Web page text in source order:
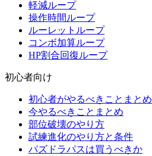
軽減ループ
操作時間ループ
ルーレットループ
コンボ加算ループ
HP割合回復ループ
初心者向け
初心者がやるべきことまとめ
今やるべきことまとめ
部位破壊のやり方
試練進化のやり方と条件
パズドラパスは買うべきか